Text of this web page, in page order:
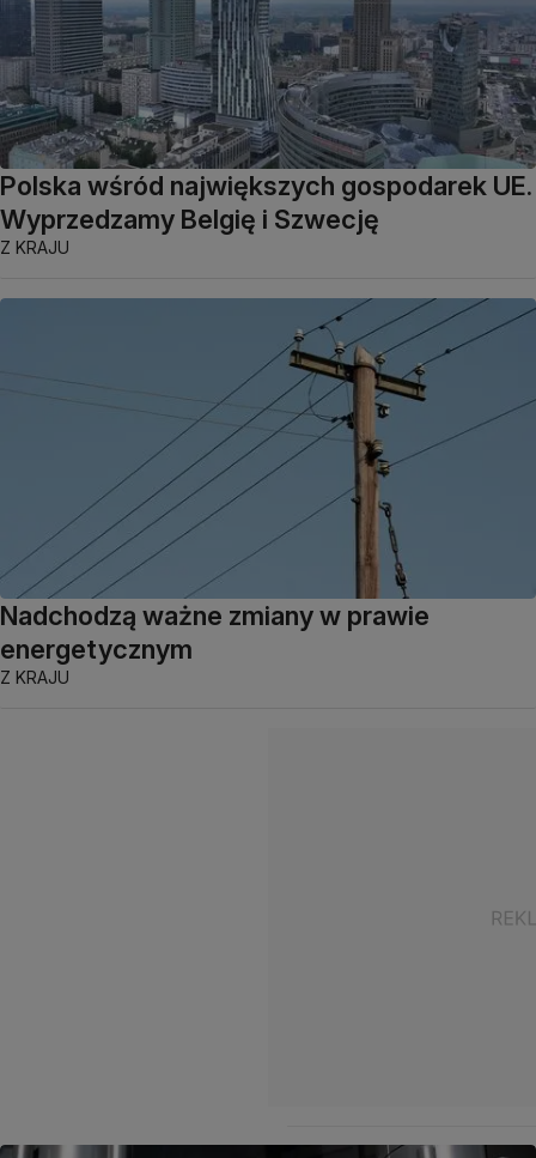
Polska wśród największych gospodarek UE.
Wyprzedzamy Belgię i Szwecję
Z KRAJU
Nadchodzą ważne zmiany w prawie
energetycznym
Z KRAJU